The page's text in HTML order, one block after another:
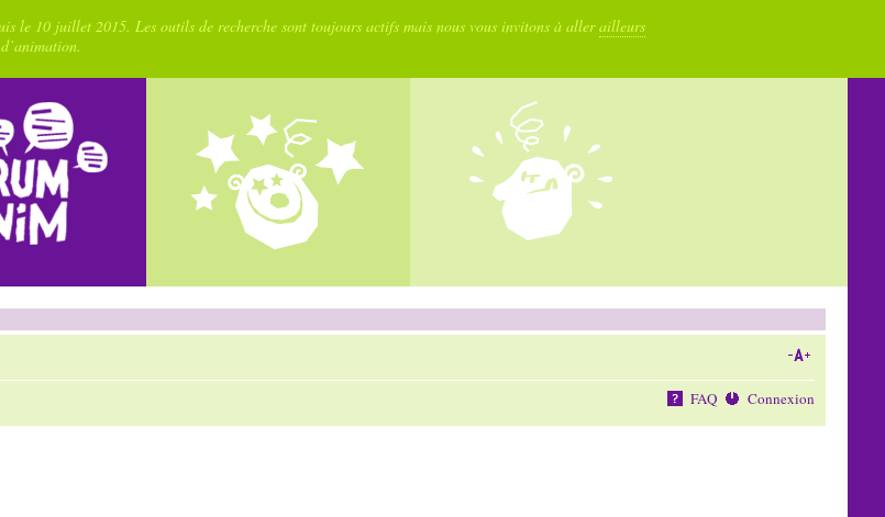
le 10 juillet 2015. Les outils de recherche sont toujours actifs mais nous vous invitons à allerailleurs
FAQ Connexion